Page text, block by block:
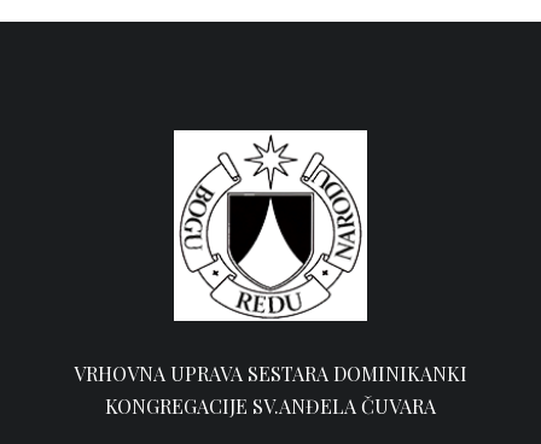
VRHOVNA UPRAVA SESTARA DOMINIKANKI
KONGREGACIJE SV.ANĐELA ČUVARA